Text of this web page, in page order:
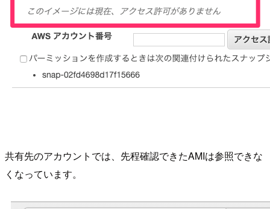
共有先のアカウントでは、先程確認できたAMIは参照できな
くなっています。